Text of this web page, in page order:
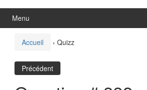
Menu
Accueil › Quizz
Précédent